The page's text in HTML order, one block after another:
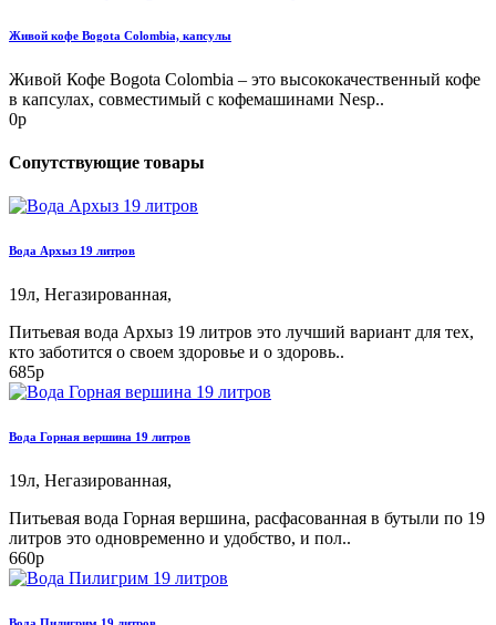
Живой кофе Bogota Colombia, капсулы
Живой Кофе Bogota Colombia – это высококачественный кофе
в капсулах, совместимый с кофемашинами Nesp..
0р
Сопутствующие товары
Вода Архыз 19 литров
19л, Негазированная,
Питьевая вода Архыз 19 литров это лучший вариант для тех,
кто заботится о своем здоровье и о здоровь..
685р
Вода Горная вершина 19 литров
19л, Негазированная,
Питьевая вода Горная вершина, расфасованная в бутыли по 19
литров это одновременно и удобство, и пол..
660р